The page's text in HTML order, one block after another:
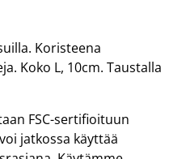
Koristeena
Koko L, 10cm. Taustalla
FSC-sertifioituun
jatkossa käyttää